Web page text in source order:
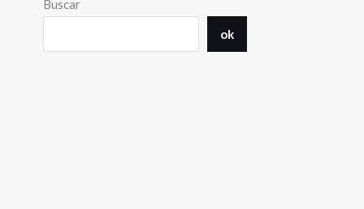
Buscar
ok